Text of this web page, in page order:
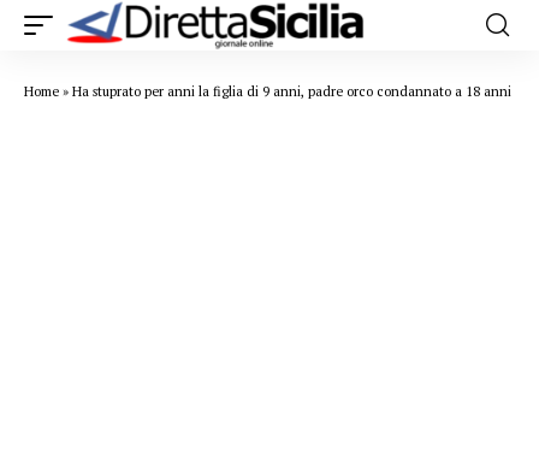
Home » Ha stuprato per anni la figlia di 9 anni, padre orco condannato a 18 anni